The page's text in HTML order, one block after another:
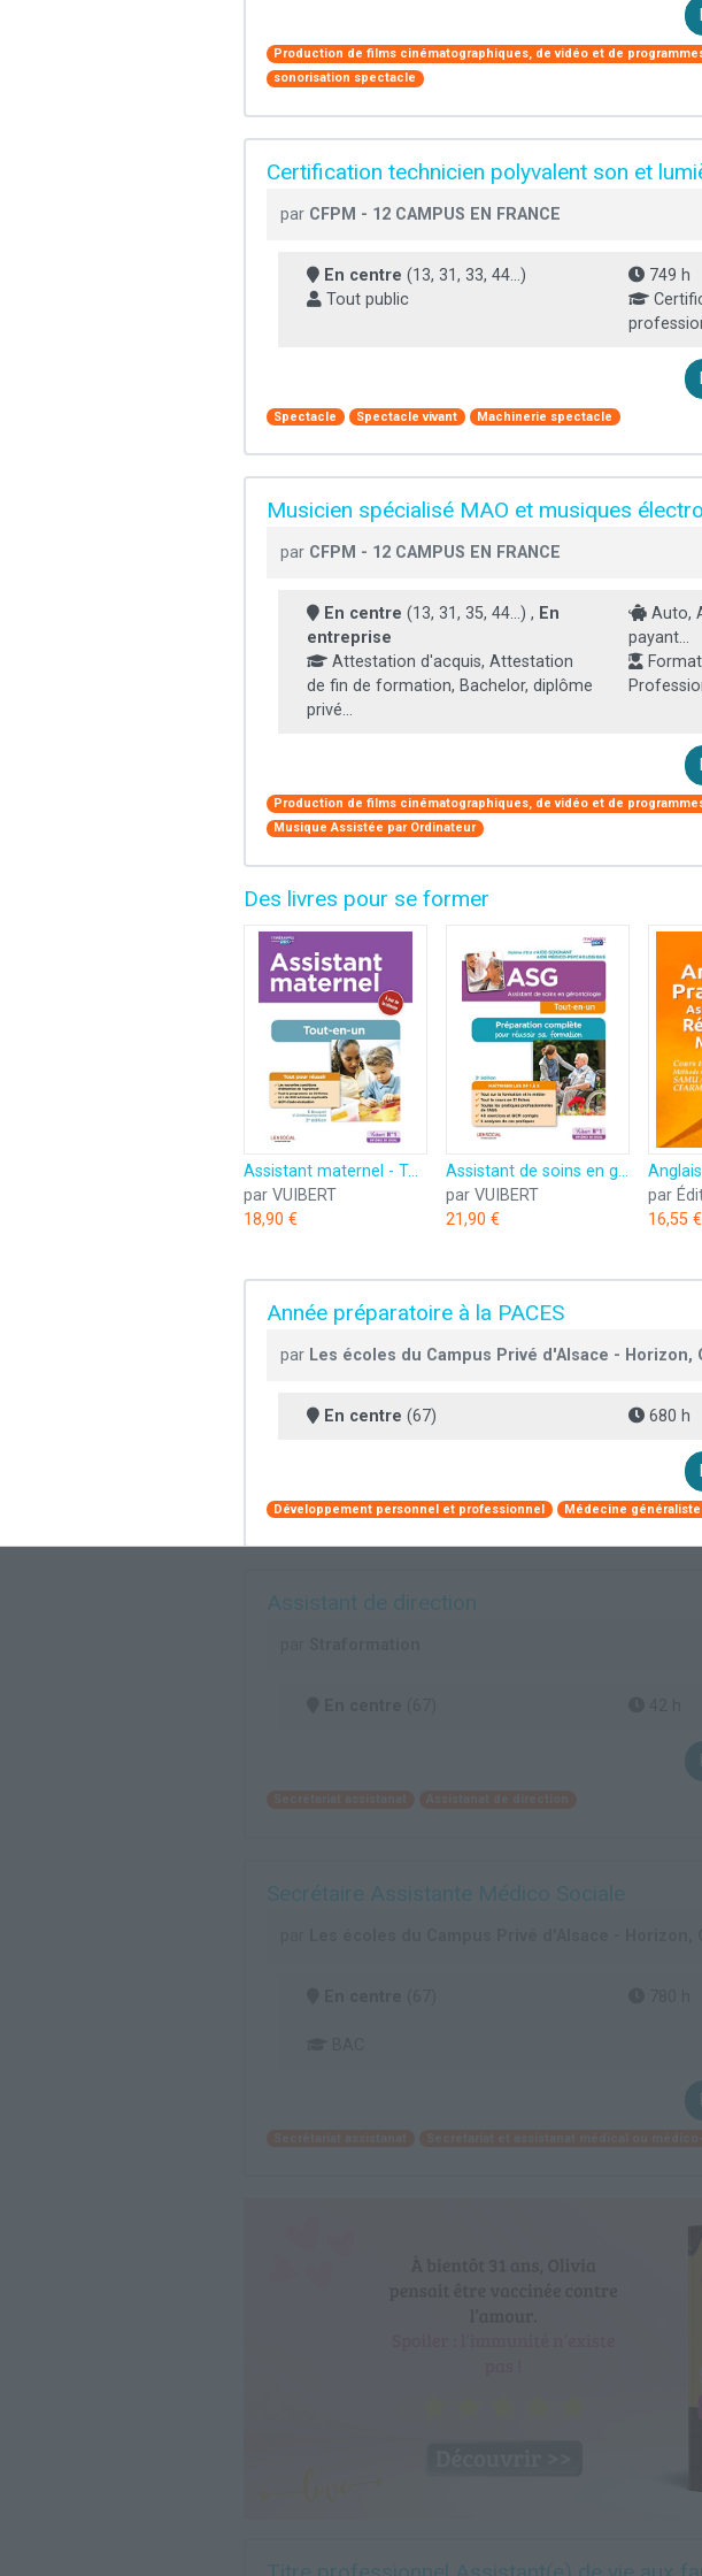
Production de films cinématographiques, de vidéo et de
sonorisation spectacle
Certification technicien polyvalent son et
par CFPM - 12 CAMPUS EN FRANCE
En centre (13, 31, 33, 44...) 749 h
Tout public
Spectacle Spectacle vivant Machinerie spectacle
Musicien spécialisé MAO et musiques
par CFPM - 12 CAMPUS EN FRANCE
En centre (13, 31, 35, 44...) , En
entreprise
Auto,
payant...
Attestation d'acquis, Attestation
de fin de formation, Bachelor, diplôme
privé...
Production de films cinématographiques, de vidéo et de
Musique Assistée par Ordinateur
Des livres pour se former
Assistant maternel - Tout-en-un: Préparation complète pour réussir sa formation
par VUIBERT
18,90 €
Assistant de soins en gérontologie (ASG) - Préparation complète pour réussir sa formation: Diplôme d'État Aide-soignant / Aide médico-psychologique
par VUIBERT
21,90 €
16,55 €
Année préparatoire à la PACES
par Les écoles du Campus Privé d'Alsace - Horizon,
En centre (67) 680 h
Développement personnel et professionnel Médecine
Assistant de direction
Secrétaire Assistante Médico Sociale